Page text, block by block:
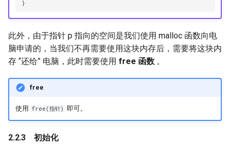
此外，由于指针 p 指向的空间是我们使用 malloc 函数向电
脑申请的，当我们不再需要使用这块内存后，需要将这块内
存 “还给” 电脑，此时需要使用 free 函数 。
free
使用 free(指针) 即可。
初始化